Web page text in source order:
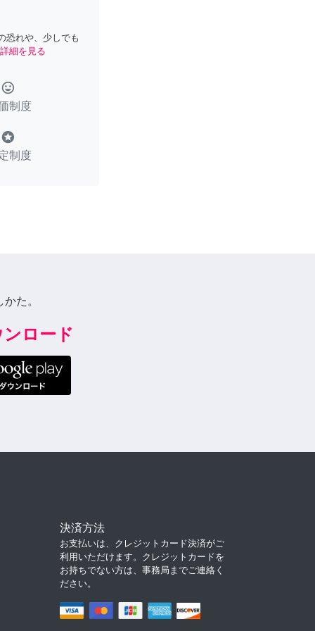
恐れや、少しでも
詳細を見る
tag_faces
制度
stars
制度
た。
ロード
決済方法
お支払いは、クレジットカード決済がご
利用いただけます。クレジットカードを
お持ちでない方は、事務局までご連絡く
ださい。